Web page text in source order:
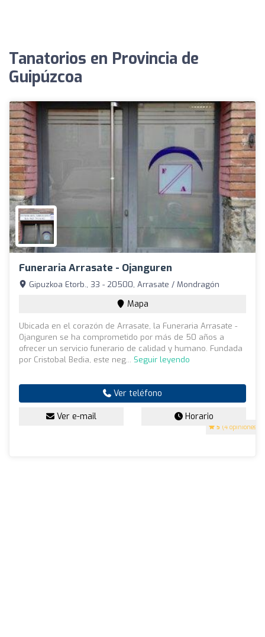
Tanatorios en Provincia de
Guipúzcoa
Funeraria Arrasate - Ojanguren
5 (4 opiniones)
Gipuzkoa Etorb., 33 - 20500, Arrasate / Mondragón
Mapa
Ubicada en el corazón de Arrasate, la Funeraria Arrasate -
Ojanguren se ha comprometido por más de 50 años a
ofrecer un servicio funerario de calidad y humano. Fundada
por Cristobal Bedia, este neg... Seguir leyendo
Ver teléfono
Ver e-mail Horario